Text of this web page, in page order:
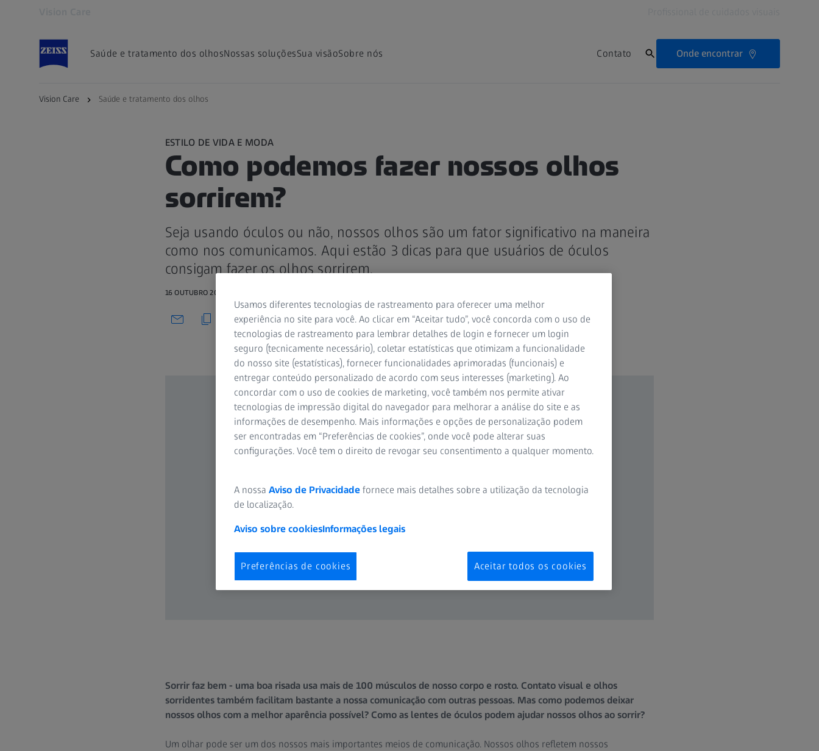
Saúde e tratamento dos olhosNossas soluçõesSua visãoSobre nós Contato Onde encontrar
Vision Care Saúde e tratamento dos olhos
ESTILO DE VIDA E MODA
Como podemos fazer nossos olhos
sorrirem?
Seja usando óculos ou não, nossos olhos são um fator significativo na maneira
como nos comunicamos. Aqui estão 3 dicas para que usuários de óculos
consigam fazer os olhos sorrirem.
16 OUTUBRO 2020
Sorrir faz bem - uma boa risada usa mais de 100 músculos de nosso corpo e rosto. Contato visual e olhos
sorridentes também facilitam bastante a nossa comunicação com outras pessoas. Mas como podemos deixar
nossos olhos com a melhor aparência possível? Como as lentes de óculos podem ajudar nossos olhos ao sorrir?
Um olhar pode ser um dos nossos mais importantes meios de comunicação. Nossos olhos refletem nossos
Usamos diferentes tecnologias de rastreamento para oferecer uma melhor
experiência no site para você. Ao clicar em “Aceitar tudo”, você concorda com o uso de
tecnologias de rastreamento para lembrar detalhes de login e fornecer um login
seguro (tecnicamente necessário), coletar estatísticas que otimizam a funcionalidade
do nosso site (estatísticas), fornecer funcionalidades aprimoradas (funcionais) e
entregar conteúdo personalizado de acordo com seus interesses (marketing). Ao
concordar com o uso de cookies de marketing, você também nos permite ativar
tecnologias de impressão digital do navegador para melhorar a análise do site e as
informações de desempenho. Mais informações e opções de personalização podem
ser encontradas em “Preferências de cookies”, onde você pode alterar suas
configurações. Você tem o direito de revogar seu consentimento a qualquer momento.
A nossa Aviso de Privacidade fornece mais detalhes sobre a utilização da tecnologia
de localização.
Aviso sobre cookiesInformações legais
Preferências de cookies Aceitar todos os cookies